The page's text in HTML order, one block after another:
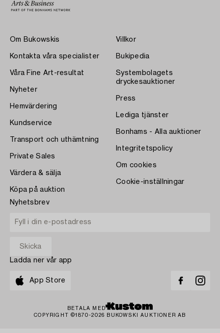
Om Bukowskis
Kontakta våra specialister
Våra Fine Art-resultat
Nyheter
Hemvärdering
Kundservice
Transport och uthämtning
Private Sales
Värdera & sälja
Köpa på auktion
Villkor
Bukipedia
Systembolagets
dryckesauktioner
Press
Lediga tjänster
Bonhams - Alla auktioner
Integritetspolicy
Om cookies
Cookie-inställningar
Nyhetsbrev
Ladda ner vår app
App Store
BETALA MED
COPYRIGHT ©1870-2026 BUKOWSKI AUKTIONER AB